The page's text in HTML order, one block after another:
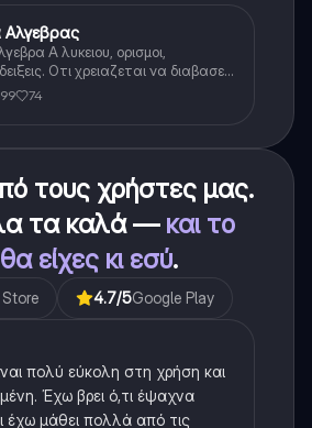
Α λυκειου, ορισμοι,
Οτι χρειαζεται να διαβασεις
κομματι της αλγεβρας.
74
τους χρήστες μας.
τα καλά — και το
θα είχες κι εσύ.
4.7/5Google Play
πολύ εύκολη στη χρήση και
Έχω βρει ό,τι έψαχνα
έχω μάθει πολλά από τις